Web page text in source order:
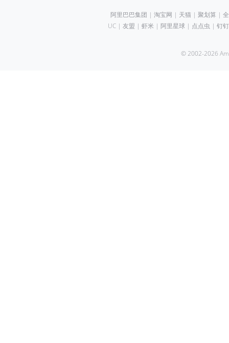
阿里巴巴集团 | 淘宝网 | 天猫| 聚划算 |
UC| 友盟 | 虾米 | 阿里星球| 点点虫 | 钉钉
© 2002-2026